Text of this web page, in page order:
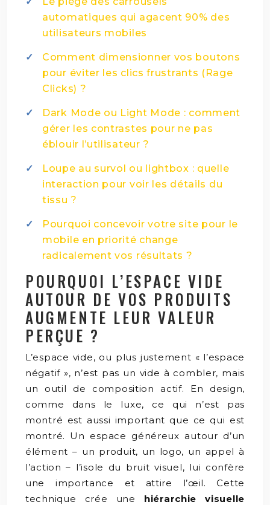
automatiques qui agacent 90% des
utilisateurs mobiles
Comment dimensionner vos boutons
pour éviter les clics frustrants (Rage
Clicks) ?
Dark Mode ou Light Mode : comment
gérer les contrastes pour ne pas
éblouir l’utilisateur ?
Loupe au survol ou lightbox : quelle
interaction pour voir les détails du
tissu ?
Pourquoi concevoir votre site pour le
mobile en priorité change
radicalement vos résultats ?
POURQUOI L’ESPACE VIDE
AUTOUR DE VOS PRODUITS
AUGMENTE LEUR VALEUR
PERÇUE ?
L’espace vide, ou plus justement « l’espace
négatif », n’est pas un vide à combler, mais
un outil de composition actif. En design,
comme dans le luxe, ce qui n’est pas
montré est aussi important que ce qui est
montré. Un espace généreux autour d’un
élément – un produit, un logo, un appel à
l’action – l’isole du bruit visuel, lui confère
une importance et attire l’œil. Cette
technique crée une hiérarchie visuelle